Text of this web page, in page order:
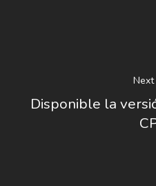
Next
Disponible la